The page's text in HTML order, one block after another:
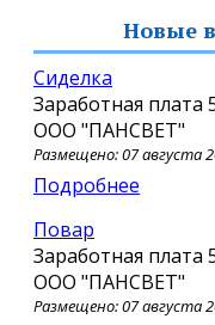
Новые
Сиделка
Заработная плата
ООО "ПАНСВЕТ"
Размещено: 07 августа
Подробнее
Повар
Заработная плата
ООО "ПАНСВЕТ"
Размещено: 07 августа